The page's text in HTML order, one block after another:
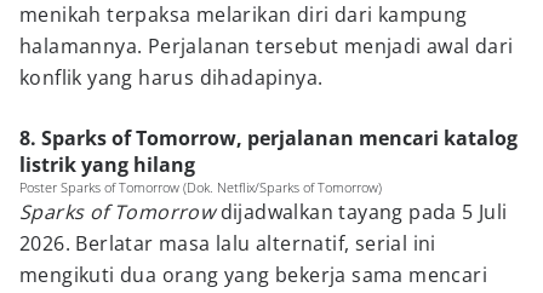
menikah terpaksa melarikan diri dari kampung
halamannya. Perjalanan tersebut menjadi awal dari
konflik yang harus dihadapinya.
8. Sparks of Tomorrow, perjalanan mencari katalog
listrik yang hilang
Poster Sparks of Tomorrow (Dok. Netflix/Sparks of Tomorrow)
Sparks of Tomorrowdijadwalkan tayang pada 5 Juli
2026. Berlatar masa lalu alternatif, serial ini
mengikuti dua orang yang bekerja sama mencari